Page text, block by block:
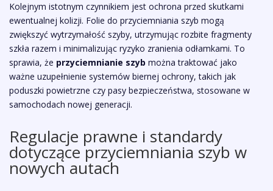
Kolejnym istotnym czynnikiem jest ochrona przed skutkami
ewentualnej kolizji. Folie do przyciemniania szyb mogą
zwiększyć wytrzymałość szyby, utrzymując rozbite fragmenty
szkła razem i minimalizując ryzyko zranienia odłamkami. To
sprawia, że przyciemnianie szyb można traktować jako
ważne uzupełnienie systemów biernej ochrony, takich jak
poduszki powietrzne czy pasy bezpieczeństwa, stosowane w
samochodach nowej generacji.
Regulacje prawne i standardy
dotyczące przyciemniania szyb w
nowych autach